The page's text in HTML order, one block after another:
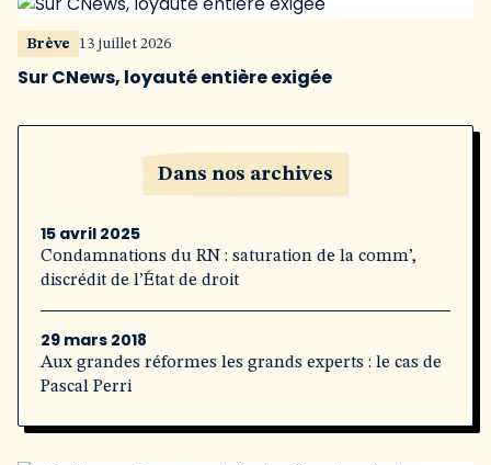
Brève 13 juillet 2026
Sur CNews, loyauté entière exigée
Dans nos archives
15 avril 2025
Condamnations du RN : saturation de la comm’,
discrédit de l’État de droit
29 mars 2018
Aux grandes réformes les grands experts : le cas de
Pascal Perri